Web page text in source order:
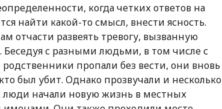
когда четких ответов на
найти какой-то смысл, внести ясность.
отчасти развеять тревогу, вызванную
с разными людьми, в том числе с
пропали без вести, они вновь
был убит. Однако прозвучали и несколько
люди начали новую жизнь в местных